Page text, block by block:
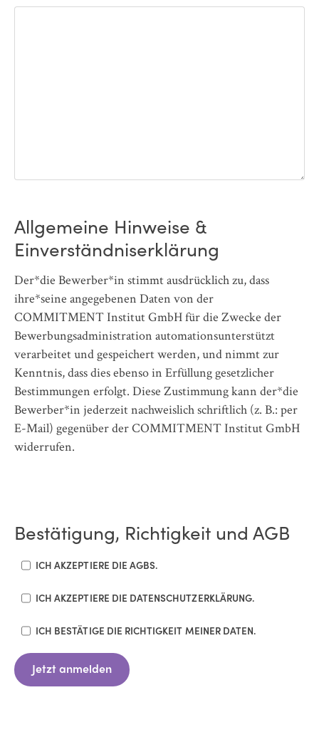
Allgemeine Hinweise &
Einverständniserklärung
Der*die Bewerber*in stimmt ausdrücklich zu, dass
ihre*seine angegebenen Daten von der
COMMITMENT Institut GmbH für die Zwecke der
Bewerbungsadministration automationsunterstützt
verarbeitet und gespeichert werden, und nimmt zur
Kenntnis, dass dies ebenso in Erfüllung gesetzlicher
Bestimmungen erfolgt. Diese Zustimmung kann der*die
Bewerber*in jederzeit nachweislich schriftlich (z. B.: per
E-Mail) gegenüber der COMMITMENT Institut GmbH
widerrufen.
Bestätigung, Richtigkeit und AGB
ICH AKZEPTIERE DIE AGBS.
ICH AKZEPTIERE DIE DATENSCHUTZERKLÄRUNG.
ICH BESTÄTIGE DIE RICHTIGKEIT MEINER DATEN.
Jetzt anmelden